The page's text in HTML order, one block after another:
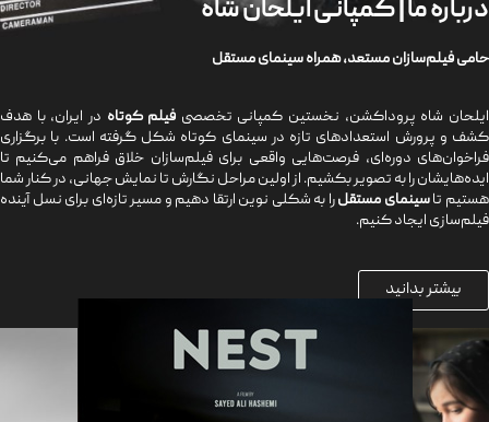
درباره ما | کمپانی ایلحان شاه
حامی فیلم‌سازان مستعد، همراه سینمای مستقل
ایلحان شاه پروداکشن، نخستین کمپانی تخصصی فیلم کوتاه در ایران، با هدف
کشف و پرورش استعدادهای تازه در سینمای کوتاه شکل گرفته است. با برگزاری
فراخوان‌های دوره‌ای، فرصت‌هایی واقعی برای فیلم‌سازان خلاق فراهم می‌کنیم تا
ایده‌هایشان را به تصویر بکشیم. از اولین مراحل نگارش تا نمایش جهانی، در کنار شما
هستیم تاسینمای مستقلرا به شکلی نوین ارتقا دهیم و مسیر تازه‌ای برای نسل آینده
فیلم‌سازی ایجاد کنیم.
بیشتر بدانید